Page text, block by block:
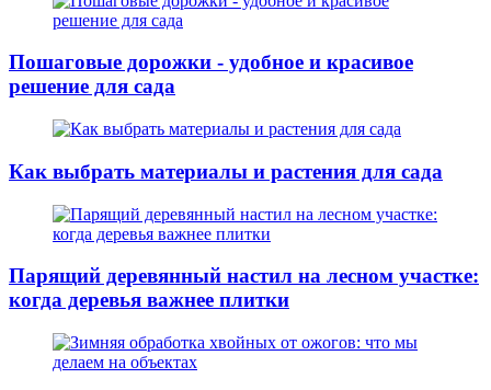
Пошаговые дорожки - удобное и красивое
решение для сада
Как выбрать материалы и растения для сада
Парящий деревянный настил на лесном участке:
когда деревья важнее плитки